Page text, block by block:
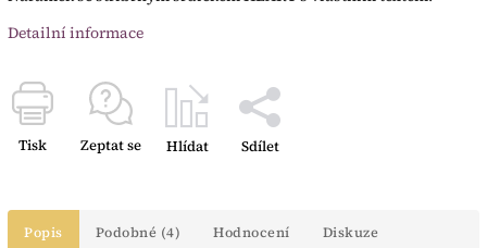
Detailní informace
Tisk Zeptat se Hlídat Sdílet
Popis Podobné (4) Hodnocení Diskuze